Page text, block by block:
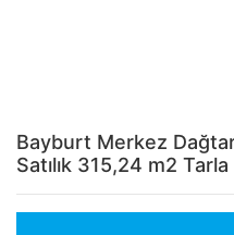
Bayburt Merkez
Satılık 315,24 m2 Tarla